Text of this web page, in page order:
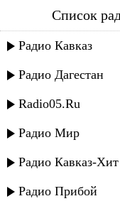
пазилат
Список
Радио Кавказ
Радио Дагестан
Radio05.Ru
Радио Мир
Радио Кавказ-Хит
Радио Прибой
Пазилат
Пазилат